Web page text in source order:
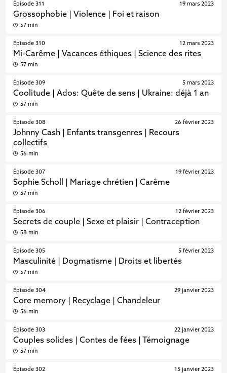
Épisode 311
Grossophobie | Violence | Foi et raison
19 mars 2023
57 min
Épisode 310
Mi-Carême | Vacances éthiques | Science des rites
12 mars 2023
57 min
Épisode 309
Coolitude | Ados: Quête de sens | Ukraine: déjà 1 an
5 mars 2023
57 min
Épisode 308
Johnny Cash | Enfants transgenres | Recours
collectifs
26 février 2023
56 min
Épisode 307
Sophie Scholl | Mariage chrétien | Carême
19 février 2023
57 min
Épisode 306
Secrets de couple | Sexe et plaisir | Contraception
12 février 2023
58 min
Épisode 305
Masculinité | Dogmatisme | Droits et libertés
5 février 2023
57 min
Épisode 304
Core memory | Recyclage | Chandeleur
29 janvier 2023
56 min
Épisode 303
Couples solides | Contes de fées | Témoignage
22 janvier 2023
57 min
Épisode 302 15 janvier 2023